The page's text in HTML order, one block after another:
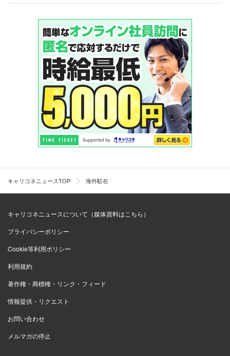
キャリコネニュースTOP 海外駐在
キャリコネニュースについて（媒体資料はこちら）
プライバシーポリシー
Cookie等利用ポリシー
利用規約
著作権・商標権・リンク・フィード
情報提供・リクエスト
お問い合わせ
メルマガの停止